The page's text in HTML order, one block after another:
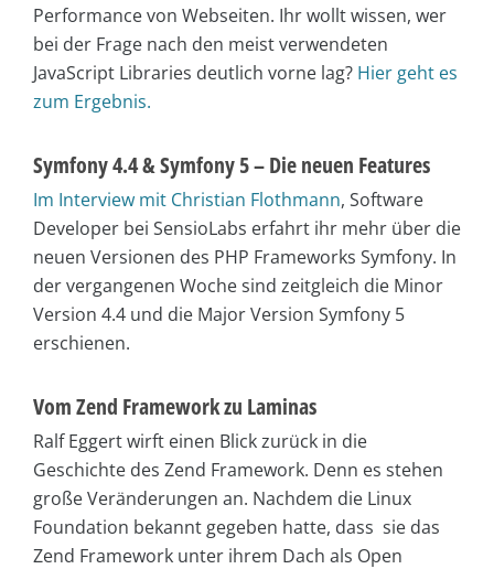
Performance von Webseiten. Ihr wollt wissen, wer
bei der Frage nach den meist verwendeten
JavaScript Libraries deutlich vorne lag? Hier geht es
zum Ergebnis.
Symfony 4.4 & Symfony 5 – Die neuen Features
Im Interview mit Christian Flothmann, Software
Developer bei SensioLabs erfahrt ihr mehr über die
neuen Versionen des PHP Frameworks Symfony. In
der vergangenen Woche sind zeitgleich die Minor
Version 4.4 und die Major Version Symfony 5
erschienen.
Vom Zend Framework zu Laminas
Ralf Eggert wirft einen Blick zurück in die
Geschichte des Zend Framework. Denn es stehen
große Veränderungen an. Nachdem die Linux
Foundation bekannt gegeben hatte, dass sie das
Zend Framework unter ihrem Dach als Open